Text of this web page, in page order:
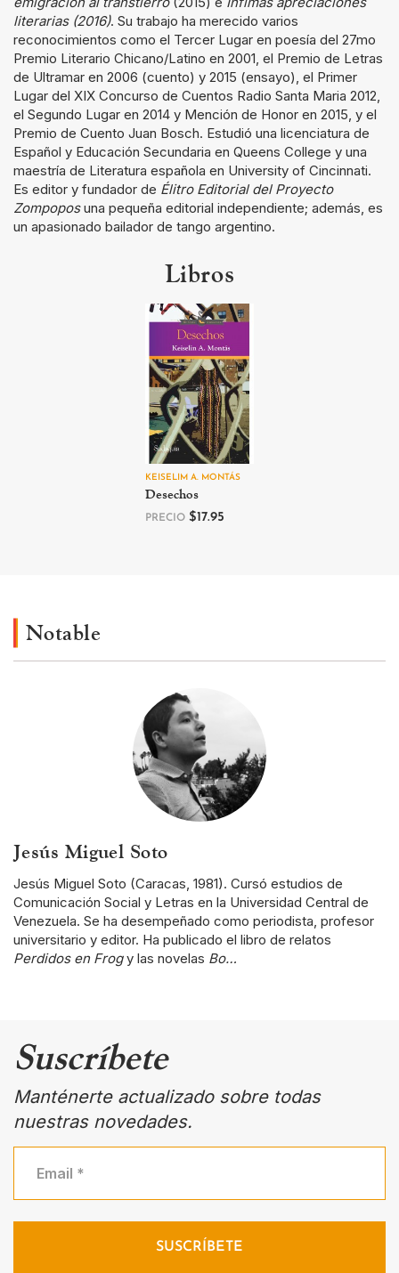
literarias (2016). Su trabajo ha merecido varios
reconocimientos como el Tercer Lugar en poesía del 27mo
Premio Literario Chicano/Latino en 2001, el Premio de Letras
de Ultramar en 2006 (cuento) y 2015 (ensayo), el Primer
Lugar del XIX Concurso de Cuentos Radio Santa Maria 2012,
el Segundo Lugar en 2014 y Mención de Honor en 2015, y el
Premio de Cuento Juan Bosch. Estudió una licenciatura de
Español y Educación Secundaria en Queens College y una
maestría de Literatura española en University of Cincinnati.
Es editor y fundador de Élitro Editorial del Proyecto
Zompoposuna pequeña editorial independiente; además, es
un apasionado bailador de tango argentino.
Libros
KEISELIM A. MONTÁS
Desechos
PRECIO$17.95
Notable
Jesús Miguel Soto
Jesús Miguel Soto (Caracas, 1981). Cursó estudios de
Comunicación Social y Letras en la Universidad Central de
Venezuela. Se ha desempeñado como periodista, profesor
universitario y editor. Ha publicado el libro de relatos
Perdidos en Frogy las novelas Bo…
Suscríbete
Manténerte actualizado sobre todas
nuestras novedades.